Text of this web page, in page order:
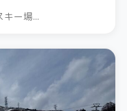
ー場...